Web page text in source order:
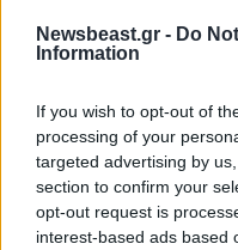
Newsbeast.gr - Do
Information
If you wish to opt-out of
processing of your
targeted advertising by
section to confirm your
opt-out request is
interest-based ads based
17·12·2013 22:12
Συγχαρητήρια Πούτιν